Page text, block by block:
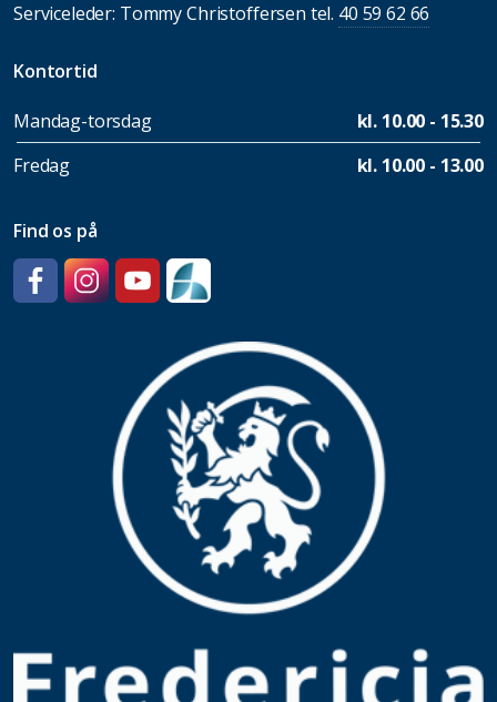
Serviceleder: Tommy Christoffersen tel. 40 59 62 66
Kontortid
Mandag-torsdag
kl. 10.00 - 15.30
Fredag
kl. 10.00 - 13.00
Find os på